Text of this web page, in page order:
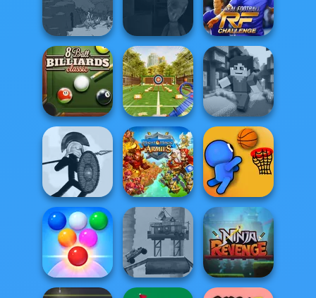
Winter Clash 3D Highway Traffic
City Driver:
Destroy Car
Age of War 2
Five Nights at Old
Toy Factory...
Real Football
Challenge
8 Ball Billiards
Classic
Archery Master Minicraft
Stick War
Might & Magic
Armies
Basket Battle